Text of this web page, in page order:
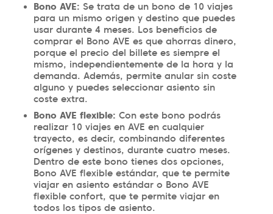
Bono AVE: Se trata de un bono de 10 viajes
para un mismo origen y destino que puedes
usar durante 4 meses. Los beneficios de
comprar el Bono AVE es que ahorras dinero,
porque el precio del billete es siempre el
mismo, independientemente de la hora y la
demanda. Además, permite anular sin coste
alguno y puedes seleccionar asiento sin
coste extra.
Bono AVE flexible: Con este bono podrás
realizar 10 viajes en AVE en cualquier
trayecto, es decir, combinando diferentes
orígenes y destinos, durante cuatro meses.
Dentro de este bono tienes dos opciones,
Bono AVE flexible estándar, que te permite
viajar en asiento estándar o Bono AVE
flexible confort, que te permite viajar en
todos los tipos de asiento.